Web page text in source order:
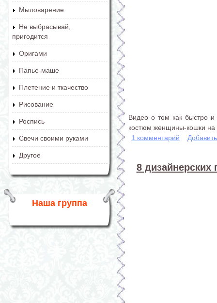
Мыловарение
Не выбрасывай,
пригодится
Оригами
Папье-маше
Плетение и ткачество
Рисование
Роспись
Свечи своими руками
Другое
Наша группа
Видео о том как быстро и
костюм женщины-кошки на
1 комментарий
8